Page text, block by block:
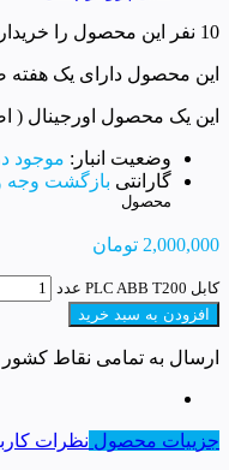
10 نفر این محصول را خریداری کرده اند!
این محصول دارای یک
این یک محصول اورجینال
وضعیت انبار: موجود در
گارانتی بازگشت وجه
محصول
2,000,000 تومان
کابل PLC ABB T200 عدد
افزودن به سبد خرید
ارسال به تمامی نقاط کشور
جزییات محصول نظرات